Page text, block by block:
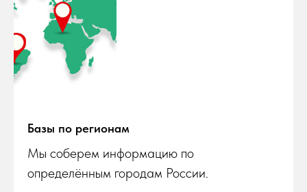
Базы по регионам
Мы соберем информацию по
определённым городам России.